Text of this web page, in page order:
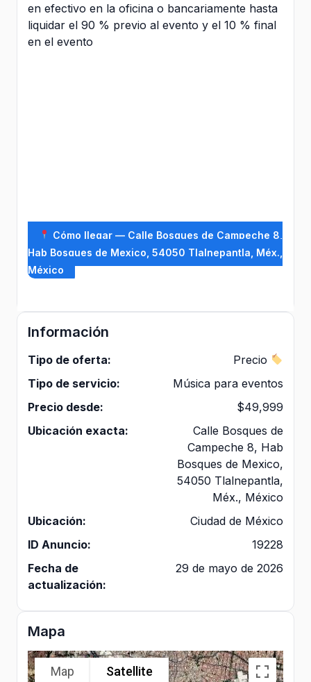
en efectivo en la oficina o bancariamente hasta
liquidar el 90 % previo al evento y el 10 % final
en el evento
Cómo llegar — Calle Bosques de Campeche 8,
Hab Bosques de Mexico, 54050 Tlalnepantla, Méx.,
México
Información
Tipo de oferta:
Precio
Tipo de servicio:
Música para eventos
Precio desde:
$49,999
Ubicación exacta:
Calle Bosques de
Campeche 8, Hab
Bosques de Mexico,
54050 Tlalnepantla,
Méx., México
Ubicación:
Ciudad de México
ID Anuncio:
19228
Fecha de
actualización:
29 de mayo de 2026
Mapa
Map Satellite